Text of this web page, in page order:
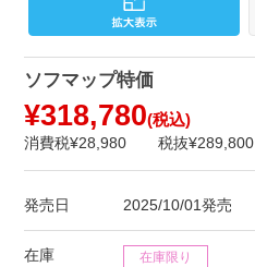
ソフマップ特価
¥318,780(税込)
消費税¥28,980 税抜¥289,800
発売日 2025/10/01発売
在庫 在庫限り